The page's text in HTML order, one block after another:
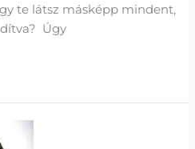
te látsz másképp mindent,
Úgy